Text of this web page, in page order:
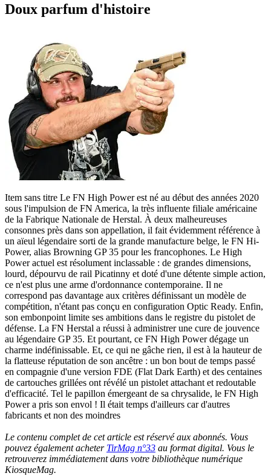
Doux parfum d'histoire
Item sans titre Le FN High Power est né au début des années 2020
sous l'impulsion de FN America, la très influente filiale américaine
de la Fabrique Nationale de Herstal. À deux malheureuses
consonnes près dans son appellation, il fait évidemment référence à
un aïeul légendaire sorti de la grande manufacture belge, le FN Hi-
Power, alias Browning GP 35 pour les francophones. Le High
Power actuel est résolument inclassable : de grandes dimensions,
lourd, dépourvu de rail Picatinny et doté d'une détente simple action,
ce n'est plus une arme d'ordonnance contemporaine. Il ne
correspond pas davantage aux critères définissant un modèle de
compétition, n'étant pas conçu en configuration Optic Ready. Enfin,
son embonpoint limite ses ambitions dans le registre du pistolet de
défense. La FN Herstal a réussi à administrer une cure de jouvence
au légendaire GP 35. Et pourtant, ce FN High Power dégage un
charme indéfinissable. Et, ce qui ne gâche rien, il est à la hauteur de
la flatteuse réputation de son ancêtre : un bon bout de temps passé
en compagnie d'une version FDE (Flat Dark Earth) et des centaines
de cartouches grillées ont révélé un pistolet attachant et redoutable
d'efficacité. Tel le papillon émergeant de sa chrysalide, le FN High
Power a pris son envol ! Il était temps d'ailleurs car d'autres
fabricants et non des moindres
Le contenu complet de cet article est réservé aux abonnés. Vous
pouvez également acheter TirMag n°33 au format digital. Vous le
retrouverez immédiatement dans votre bibliothèque numérique
KiosqueMag.